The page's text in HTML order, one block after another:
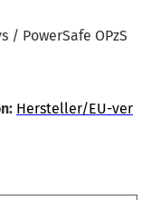
/ PowerSafe OPzS
Hersteller/EU-ver